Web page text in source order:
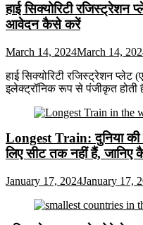
हाई सिक्योरिटी
आवेदन कैसे करें
March 14, 2024March 14,
हाई सिक्योरिटी रजिस्ट्रेशन
इलेक्ट्रॉनिक रूप से पंजीकृत
Longest Train: दुनिया
लिए सीट तक ​​नहीं हैं,
January 17, 2024January 17,